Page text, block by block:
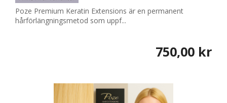
Poze Premium Keratin Extensions är en permanent
hårförlängningsmetod som uppf...
750,00 kr